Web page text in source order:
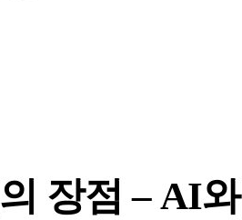
장점 – AI와